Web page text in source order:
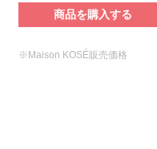
商品を購入する
※Maison KOSÉ販売価格